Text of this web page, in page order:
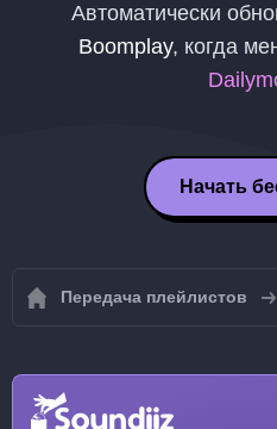
Автоматически
Boomplay, когда
Начать
Передача плейлистов